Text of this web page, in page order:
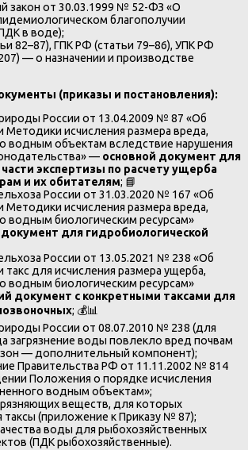
закон от 30.03.1999 № 52-ФЗ «О
благополучии
в воде);
82–87), ГПК РФ (статьи 79–86), УПК РФ
— о назначении и производстве
(приказы и постановления):
России от 13.04.2009 № 87 «Об
Методики исчисления размера вреда,
водным объектам вследствие нарушения
— основной документ для
экспертизы по расчету ущерба
и их обитателям; 📘
России от 31.03.2020 № 167 «Об
Методики исчисления размера вреда,
водным биологическим ресурсам»
документ для гидробиологической
России от 13.05.2021 № 238 «Об
для исчисления размера ущерба,
водным биологическим ресурсам»
документ с конкретными таксами для
; 💰📊
России от 08.07.2010 № 238 (для
загрязнение воды повлекло вред почвам
— дополнительный компонент);
Правительства РФ от 11.11.2002 № 814
Положения о порядке исчисления
водным объектам»;
веществ, для которых
таксы (приложение к Приказу № 87);
воды для рыбохозяйственных
(ПДК рыбохозяйственные).